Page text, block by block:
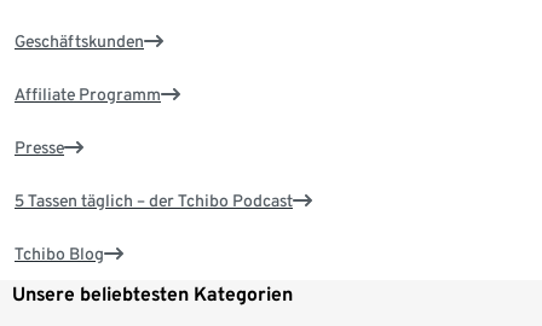
Geschäftskunden
Affiliate Programm
Presse
5 Tassen täglich – der Tchibo Podcast
Tchibo Blog
Unsere beliebtesten Kategorien